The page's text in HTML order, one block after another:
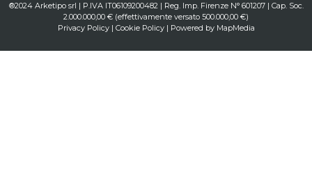
®2024 Arketipo srl | P.IVA IT06109200482 | Reg. Imp. Firenze N° 601207 | Cap. Soc.
2.000.000,00 € (effettivamente versato 500.000,00 €)
Privacy Policy| Cookie Policy| Powered by MapMedia